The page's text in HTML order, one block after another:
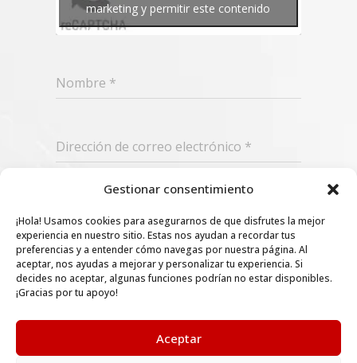
Gestionar consentimiento
¡Hola! Usamos cookies para asegurarnos de que disfrutes la mejor
experiencia en nuestro sitio. Estas nos ayudan a recordar tus
preferencias y a entender cómo navegas por nuestra página. Al
aceptar, nos ayudas a mejorar y personalizar tu experiencia. Si
decides no aceptar, algunas funciones podrían no estar disponibles.
¡Gracias por tu apoyo!
Aceptar
marketing y permitir este contenido
Nombre *
Dirección de correo electrónico *
Suscribir